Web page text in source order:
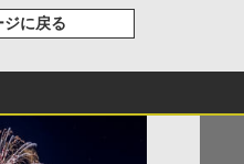
ジに戻る